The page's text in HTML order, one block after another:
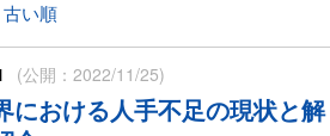
古い順
(公開：2022/11/25)
における人手不足の現状と解